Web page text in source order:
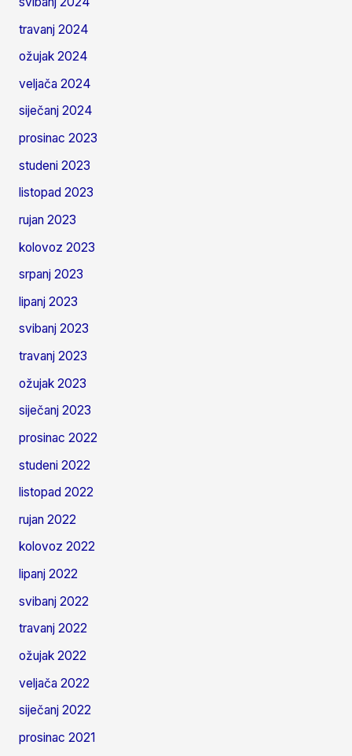
travanj 2024
ožujak 2024
veljača 2024
siječanj 2024
prosinac 2023
studeni 2023
listopad 2023
rujan 2023
kolovoz 2023
srpanj 2023
lipanj 2023
svibanj 2023
travanj 2023
ožujak 2023
siječanj 2023
prosinac 2022
studeni 2022
listopad 2022
rujan 2022
kolovoz 2022
lipanj 2022
svibanj 2022
travanj 2022
ožujak 2022
veljača 2022
siječanj 2022
prosinac 2021